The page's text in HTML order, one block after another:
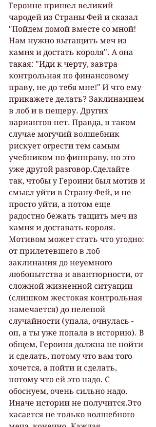
Героине пришел великий
чародей из Страны Фей и сказал
"Пойдем домой вместе со мной!
Нам нужно вытащить меч из
камня и достать короля". А она
такая: "Иди к черту, завтра
контрольная по финансовому
праву, не до тебя мне!" И что ему
прикажете делать? Заклинанием
в лоб и в пещеру. Других
вариантов нет. Правда, в таком
случае могучий волшебник
рискует огрести тем самым
учебником по финправу, но это
уже другой разговор.Сделайте
так, чтобы у Героини был мотив и
смысл уйти в Страну Фей, и не
просто уйти, а потом еще
радостно бежать тащить меч из
камня и доставать короля.
Мотивом может стать что угодно:
от прилетевшего в лоб
заклинания до неуемного
любопытства и авантюрности, от
сложной жизненной ситуации
(слишком жестокая контрольная
намечается) до нелепой
случайности (упала, очнулась -
оп, а ты уже попала в историю). В
общем, Героиня должна не пойти
и сделать, потому что вам того
хочется, а пойти и сделать,
потому что ей это надо. С
обоснуем, очень сильно надо.
Иначе истории не получится.Это
касается не только волшебного